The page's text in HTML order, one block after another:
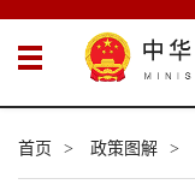
首页 > 政策图解 >